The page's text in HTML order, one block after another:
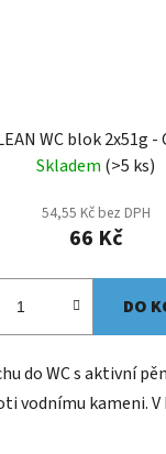
WC blok 2x51g
Skladem (>5 ks)
54,55 Kč bez DPH
66 Kč
DO
do WC s aktivní
vodnímu kameni. V